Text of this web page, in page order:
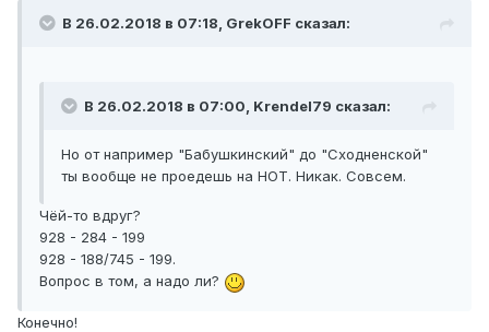
В 26.02.2018 в 07:18, GrekOFF сказал:
В 26.02.2018 в 07:00, Krendel79 сказал:
Но от например "Бабушкинский" до "Сходненской"
ты вообще не проедешь на НОТ. Никак. Совсем.
Чёй-то вдруг?
928 - 284 - 199
928 - 188/745 - 199.
Вопрос в том, а надо ли?
Конечно!